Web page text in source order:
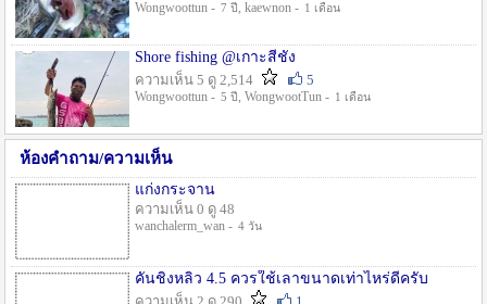
Wongwoottun - 7 ปี , kaewnon - 1 เดือน
Shore fishing @เกาะสีชัง
ความเห็น 5 ดู 2,514
5
Wongwoottun - 5 ปี , WongwootTun - 1 เดือน
ห้องคำถาม/ความเห็น
แก่งกระจาน
ความเห็น 0 ดู 48
wanchalerm_wan - 4 วัน
คันชิงหลิว 4.5 ควรใช้เลาขนาดเท่าไหร่ดีครับ